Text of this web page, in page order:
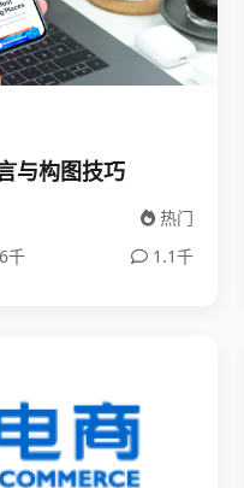
与构图技巧
热门
千 1.1千